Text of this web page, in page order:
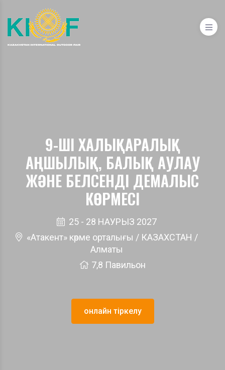
9-ШІ ХАЛЫҚАРАЛЫҚ
АҢШЫЛЫҚ, БАЛЫҚ АУЛАУ
ЖӘНЕ БЕЛСЕНДІ ДЕМАЛЫС
КӨРМЕСІ
25 - 28 НАУРЫЗ 2027
«Атакент» көрме орталығы / КАЗАХСТАН /
Алматы
7,8 Павильон
онлайн тіркелу